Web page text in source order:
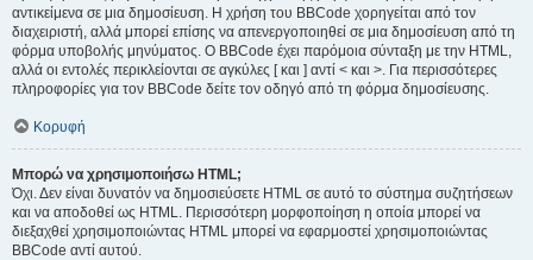
αντικείμενα σε μια δημοσίευση. Η χρήση του BBCode χορηγείται από τον
διαχειριστή, αλλά μπορεί επίσης να απενεργοποιηθεί σε μια δημοσίευση από τη
φόρμα υποβολής μηνύματος. Ο BBCode έχει παρόμοια σύνταξη με την HTML,
αλλά οι εντολές περικλείονται σε αγκύλες [ και ] αντί < και >. Για περισσότερες
πληροφορίες για τον BBCode δείτε τον οδηγό από τη φόρμα δημοσίευσης.
Κορυφή
Μπορώ να χρησιμοποιήσω HTML;
Όχι. Δεν είναι δυνατόν να δημοσιεύσετε HTML σε αυτό το σύστημα συζητήσεων
και να αποδοθεί ως HTML. Περισσότερη μορφοποίηση η οποία μπορεί να
διεξαχθεί χρησιμοποιώντας HTML μπορεί να εφαρμοστεί χρησιμοποιώντας
BBCode αντί αυτού.